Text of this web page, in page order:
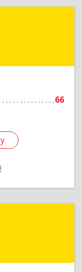
66
г, Дружбы
р-н, пгт.